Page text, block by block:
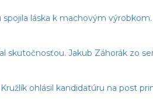
spojila láska k machovým
skutočnosťou. Jakub Záhorák zo
ohlásil kandidatúru na post